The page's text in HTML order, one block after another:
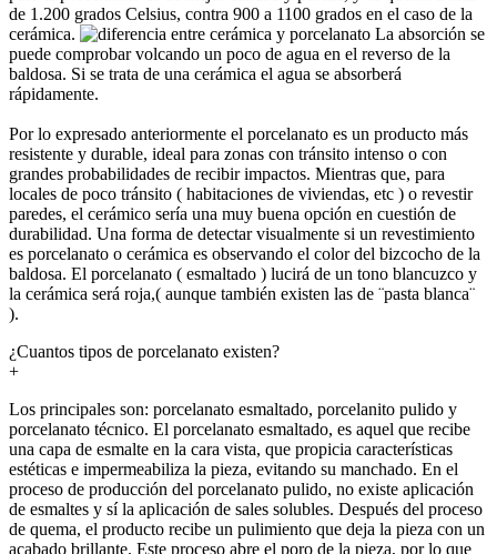
de 1.200 grados Celsius, contra 900 a 1100 grados en el caso de la
cerámica.
La absorción se
puede comprobar volcando un poco de agua en el reverso de la
baldosa. Si se trata de una cerámica el agua se absorberá
rápidamente.
Por lo expresado anteriormente el porcelanato es un producto más
resistente y durable, ideal para zonas con tránsito intenso o con
grandes probabilidades de recibir impactos. Mientras que, para
locales de poco tránsito ( habitaciones de viviendas, etc ) o revestir
paredes, el cerámico sería una muy buena opción en cuestión de
durabilidad. Una forma de detectar visualmente si un revestimiento
es porcelanato o cerámica es observando el color del bizcocho de la
baldosa. El porcelanato ( esmaltado ) lucirá de un tono blancuzco y
la cerámica será roja,( aunque también existen las de ¨pasta blanca¨
).
¿Cuantos tipos de porcelanato existen?
+
Los principales son: porcelanato esmaltado, porcelanito pulido y
porcelanato técnico. El porcelanato esmaltado, es aquel que recibe
una capa de esmalte en la cara vista, que propicia características
estéticas e impermeabiliza la pieza, evitando su manchado. En el
proceso de producción del porcelanato pulido, no existe aplicación
de esmaltes y sí la aplicación de sales solubles. Después del proceso
de quema, el producto recibe un pulimiento que deja la pieza con un
acabado brillante. Este proceso abre el poro de la pieza, por lo que